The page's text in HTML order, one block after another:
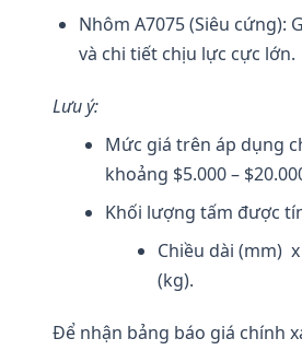
Nhôm A7075 (Siêu cứng):
và chi tiết chịu lực cực lớn.
Lưu ý:
Mức giá trên áp dụng
khoảng $5.000 –
Khối lượng tấm được
Chiều dài (mm)
(kg).
Để nhận bảng báo giá chính